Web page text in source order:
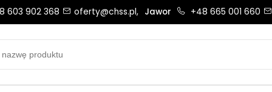
Biuro obsługi klienta:
+48 603 902 368
+48 603 902 368
603 902 368 oferty@chss.pl, Jawor +48 665 001 660